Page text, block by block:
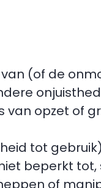
(of de
van opzet of
tot
beperkt tot,
of